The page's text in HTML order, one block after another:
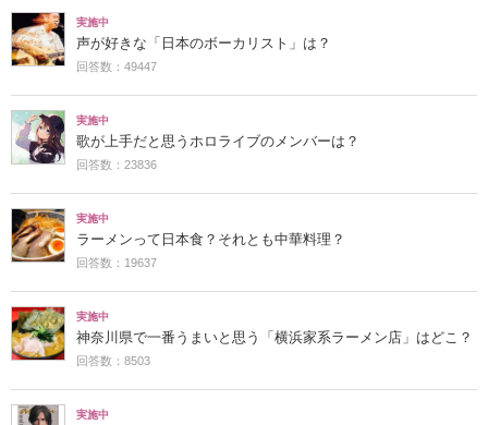
実施中
声が好きな「日本のボーカリスト」は？
回答数：49447
実施中
歌が上手だと思うホロライブのメンバーは？
回答数：23836
実施中
ラーメンって日本食？それとも中華料理？
回答数：19637
実施中
神奈川県で一番うまいと思う「横浜家系ラーメン店」はどこ？
回答数：8503
実施中